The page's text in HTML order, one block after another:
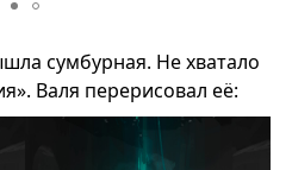
сумбурная. Не хватало
Валя перерисовал её: